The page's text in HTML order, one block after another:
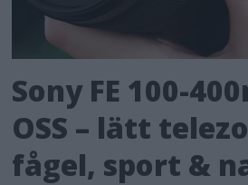
Sony FE 100-
OSS – lätt
fågel, sport &